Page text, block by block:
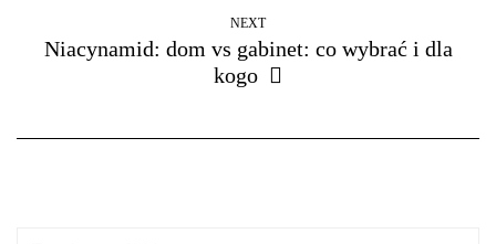
NEXT
Niacynamid: dom vs gabinet: co wybrać i dla
kogo